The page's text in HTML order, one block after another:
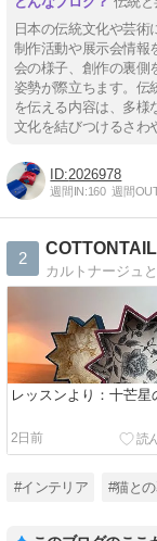
日本の伝統文化や芸術
制作活動や展示会情報
会の様子、創作の裏側
姿勢が際立ちます。伝
を伝える内容は、多様
文化を結びつけるさわ
2026978
週間IN:160 週間
2
COTTONTAIL
カルトナージュ
レッスンより：十芒星
2日前
#インテリア #猫と